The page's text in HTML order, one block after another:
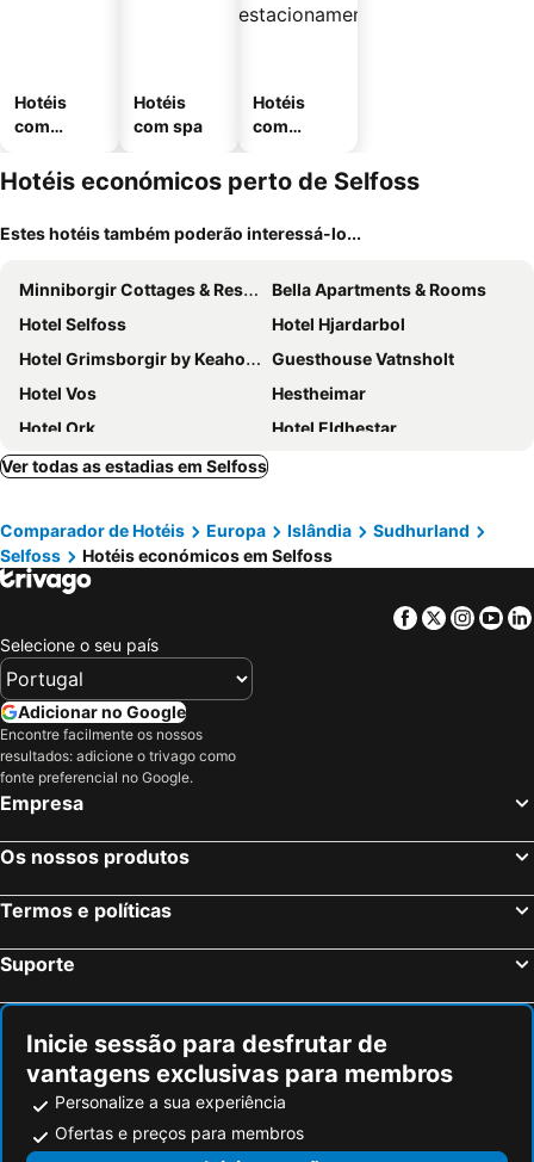
Hotéis
com
Hotéis
com spa
Hotéis
com
mento
Hotéis económicos perto de Selfoss
Estes hotéis também poderão interessá-lo...
Minniborgir Cottages & Restaurant
Bella Apartments & Rooms
Hotel Selfoss
Hotel Hjardarbol
Hotel Grimsborgir by Keahotels
Guesthouse Vatnsholt
Hotel Vos
Hestheimar
Hotel Ork
Hotel Eldhestar
The Greenhouse Hotel
Hótel Skálholt
Ármót Guesthouse
Highland Base Kerlingarfjöll
Frost and Fire Hotel
Camp Boutique
Ver todas as estadias em Selfoss
Comparador de Hotéis Europa Islândia
Sudhurland
Selfoss
Hotéis económicos em Selfoss
Facebook
Twitter
Selecione o seu país
Adicionar no Google
Encontre facilmente os nossos
resultados: adicione o trivago como
fonte preferencial no Google.
Empresa
Os nossos produtos
Termos e políticas
Suporte
Inicie sessão para desfrutar de
vantagens exclusivas para membros
Personalize a sua experiência
Ofertas e preços para membros